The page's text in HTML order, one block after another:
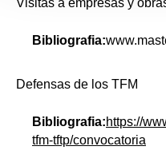
Visitas a empresas y
Bibliografia:
Defensas de los TFM
Bibliografia:https://
tfm-tftp/convocatoria